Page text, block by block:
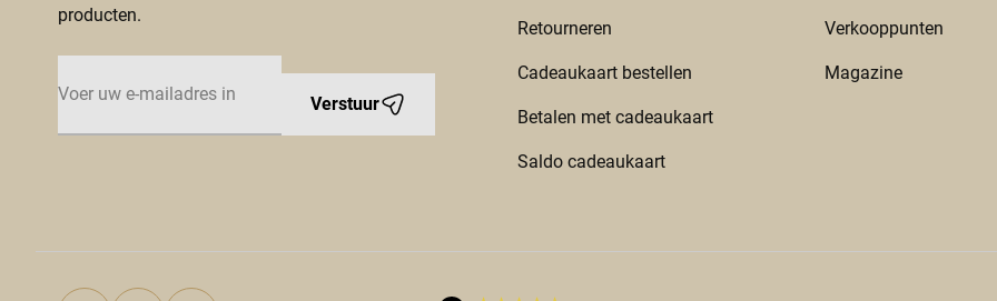
producten.
Verstuur
Retourneren
Cadeaukaart bestellen
Betalen met cadeaukaart
Saldo cadeaukaart
Verkooppunten
Magazine